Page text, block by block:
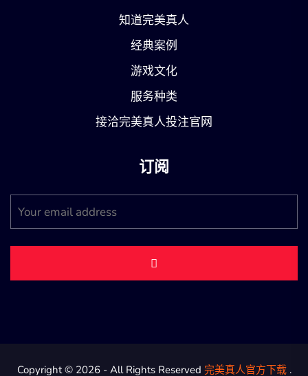
知道完美真人
经典案例
游戏文化
服务种类
接洽完美真人投注官网
订阅
Copyright © 2026 - All Rights Reserved 完美真人官方下载.